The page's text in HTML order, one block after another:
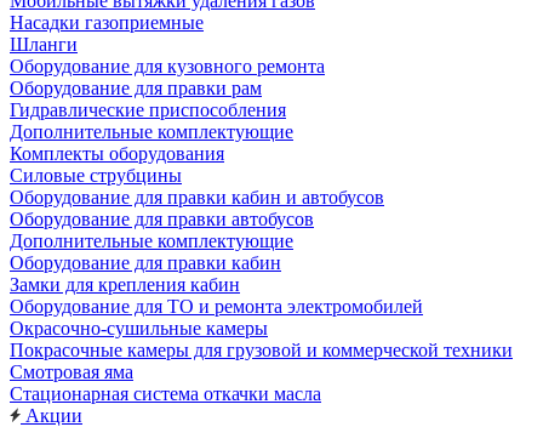
Насадки газоприемные
Шланги
Оборудование для кузовного ремонта
Оборудование для правки рам
Гидравлические приспособления
Дополнительные комплектующие
Комплекты оборудования
Силовые струбцины
Оборудование для правки кабин и автобусов
Оборудование для правки автобусов
Дополнительные комплектующие
Оборудование для правки кабин
Замки для крепления кабин
Оборудование для ТО и ремонта электромобилей
Окрасочно-сушильные камеры
Покрасочные камеры для грузовой и коммерческой техники
Смотровая яма
Стационарная система откачки масла
Акции